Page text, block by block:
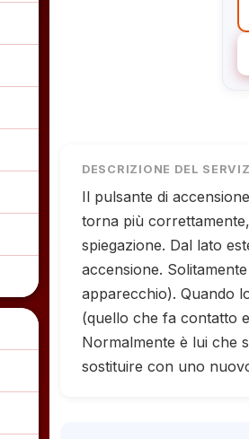
DESCRIZIONE DEL
Il pulsante di
torna più
spiegazione. Dal lato
accensione.
apparecchio). Quando
(quello che fa contatto
Normalmente è lui che
sostituire con uno